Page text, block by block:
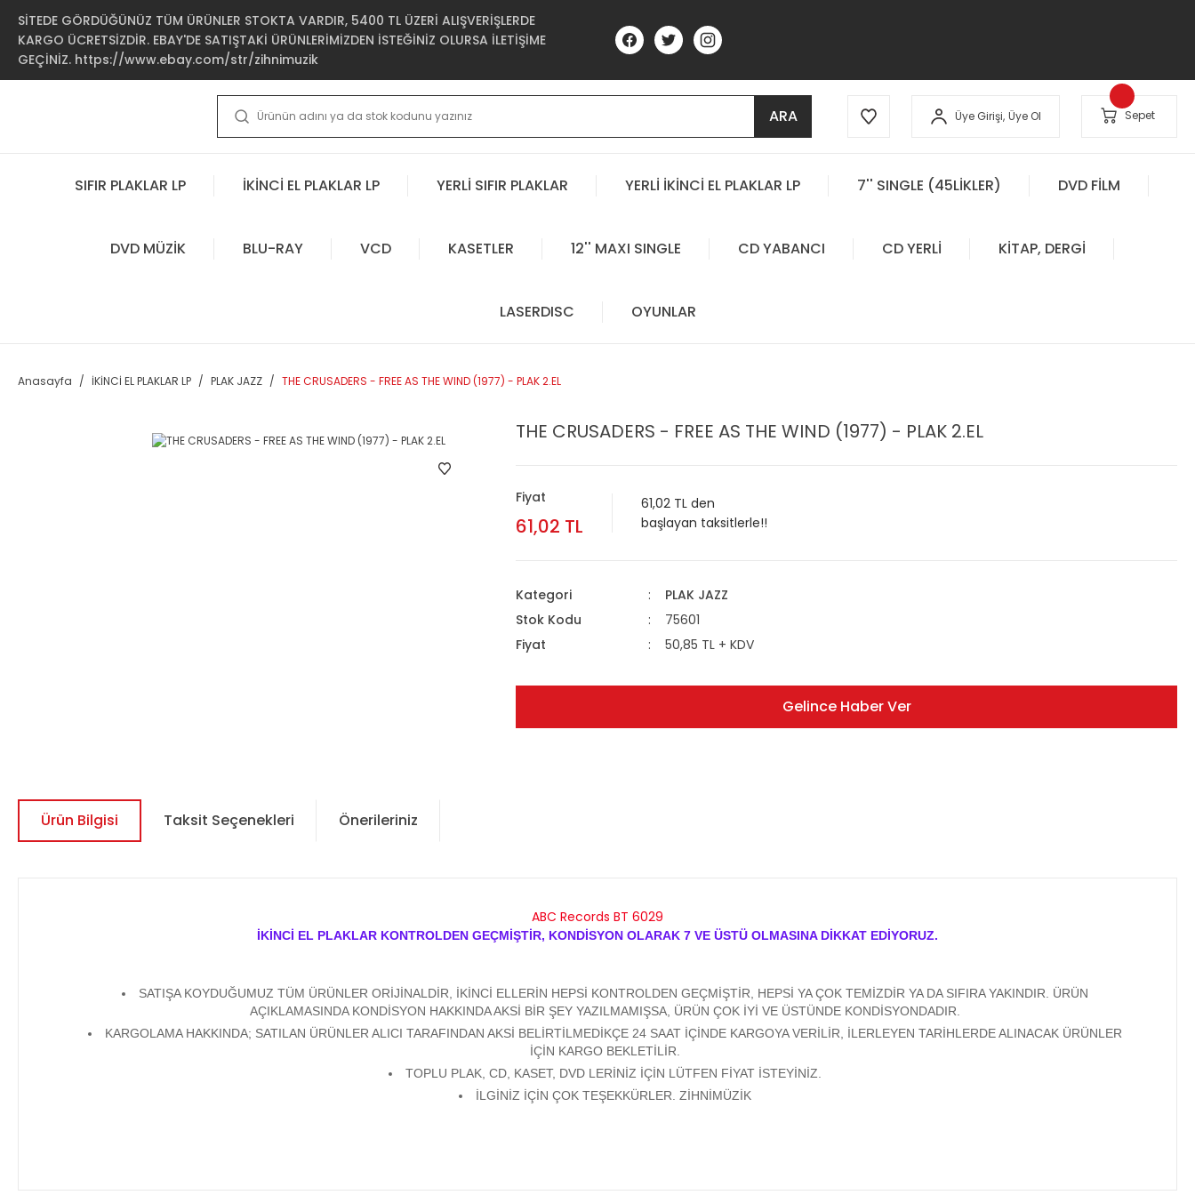
SİTEDE GÖRDÜĞÜNÜZ TÜM ÜRÜNLER STOKTA VARDIR, 5400 TL ÜZERİ ALIŞVERİŞLERDE
KARGO ÜCRETSİZDİR. EBAY'DE SATIŞTAKİ ÜRÜNLERİMİZDEN İSTEĞİNİZ OLURSA İLETİŞİME
GEÇİNİZ. https://www.ebay.com/str/zihnimuzik
ARA Üye Girişi, Üye Ol Sepet
SIFIR PLAKLAR LP İKİNCİ EL PLAKLAR LP YERLİ SIFIR PLAKLAR YERLİ İKİNCİ EL PLAKLAR LP 7'' SINGLE (45LİKLER) DVD FİLM
DVD MÜZİK BLU-RAY VCD KASETLER 12'' MAXI SINGLE CD YABANCI CD YERLİ KİTAP, DERGİ
LASERDISC OYUNLAR
Anasayfa İKİNCİ EL PLAKLAR LP PLAK JAZZ THE CRUSADERS - FREE AS THE WIND (1977) - PLAK 2.EL
THE CRUSADERS - FREE AS THE WIND (1977) - PLAK 2.EL
Fiyat
61,02 TL
61,02 TL den
başlayan taksitlerle!!
Kategori
PLAK JAZZ
Stok Kodu
75601
Fiyat
50,85 TL + KDV
Gelince Haber Ver
Ürün Bilgisi Taksit Seçenekleri Önerileriniz
ABC Records BT 6029
İKİNCİ EL PLAKLAR KONTROLDEN GEÇMİŞTİR, KONDİSYON OLARAK 7 VE ÜSTÜ OLMASINA DİKKAT EDİYORUZ.
SATIŞA KOYDUĞUMUZ TÜM ÜRÜNLER ORİJİNALDİR, İKİNCİ ELLERİN HEPSİ KONTROLDEN GEÇMİŞTİR, HEPSİ YA ÇOK TEMİZDİR YA DA SIFIRA YAKINDIR. ÜRÜN
AÇIKLAMASINDA KONDİSYON HAKKINDA AKSİ BİR ŞEY YAZILMAMIŞSA, ÜRÜN ÇOK İYİ VE ÜSTÜNDE KONDİSYONDADIR.
KARGOLAMA HAKKINDA; SATILAN ÜRÜNLER ALICI TARAFINDAN AKSİ BELİRTİLMEDİKÇE 24 SAAT İÇİNDE KARGOYA VERİLİR, İLERLEYEN TARİHLERDE ALINACAK ÜRÜNLER
İÇİN KARGO BEKLETİLİR.
TOPLU PLAK, CD, KASET, DVD LERİNİZ İÇİN LÜTFEN FİYAT İSTEYİNİZ.
İLGİNİZ İÇİN ÇOK TEŞEKKÜRLER. ZİHNİMÜZİK